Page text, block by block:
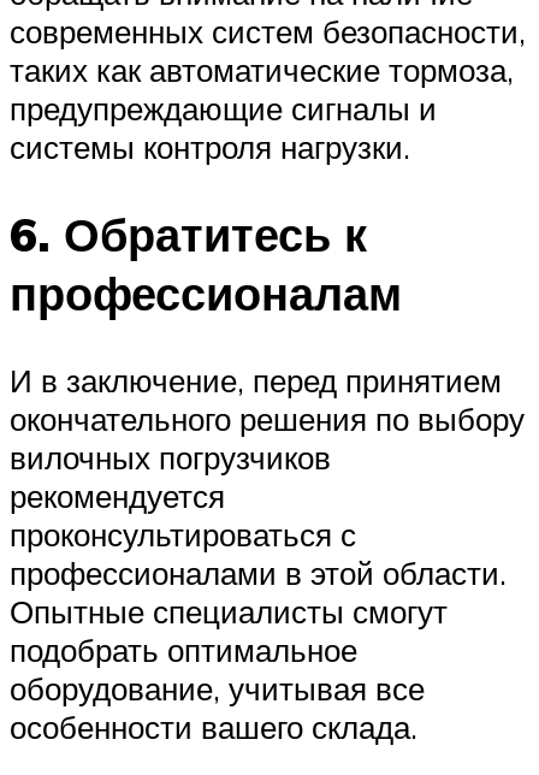
современных систем безопасности,
таких как автоматические тормоза,
предупреждающие сигналы и
системы контроля нагрузки.
6. Обратитесь к
профессионалам
И в заключение, перед принятием
окончательного решения по выбору
вилочных погрузчиков
рекомендуется
проконсультироваться с
профессионалами в этой области.
Опытные специалисты смогут
подобрать оптимальное
оборудование, учитывая все
особенности вашего склада.